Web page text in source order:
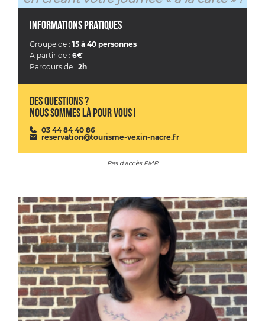
Informations pratiques
Groupe de : 15 à 40 personnes
A partir de : 6€
Parcours de : 2h
Des questions ?
Nous sommes là pour vous !
03 44 84 40 86
reservation@tourisme-vexin-nacre.fr
Pas d'accès PMR